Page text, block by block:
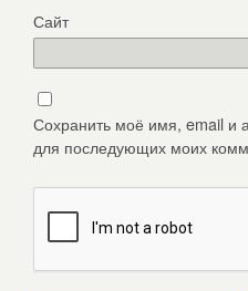
Сайт
Сохранить моё имя, email и
для последующих моих